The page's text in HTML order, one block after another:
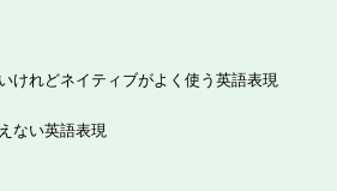
けれどネイティブがよく使う英語表現
ない英語表現